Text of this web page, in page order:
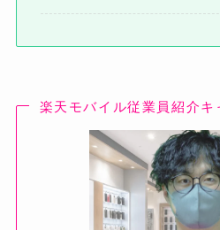
楽天モバイル従業員紹介キ